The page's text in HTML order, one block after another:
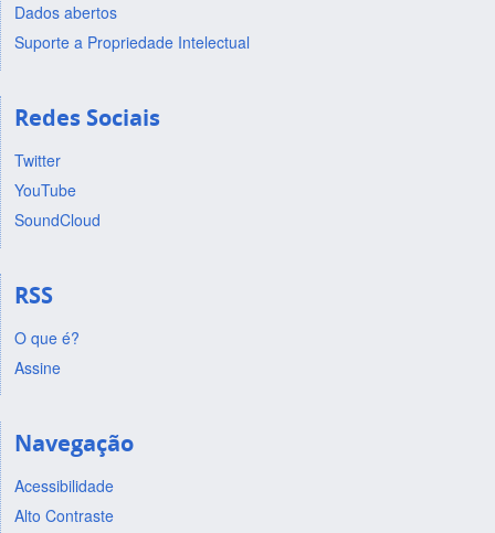
Dados abertos
Suporte a Propriedade Intelectual
Redes Sociais
Twitter
YouTube
SoundCloud
RSS
O que é?
Assine
Navegação
Acessibilidade
Alto Contraste